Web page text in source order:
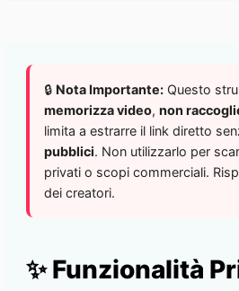
🔒 Nota Importante: Questo
memorizza video, non
limita a estrarre il link diretto
pubblici. Non utilizzarlo per
privati o scopi commerciali.
dei creatori.
✨ Funzionalità